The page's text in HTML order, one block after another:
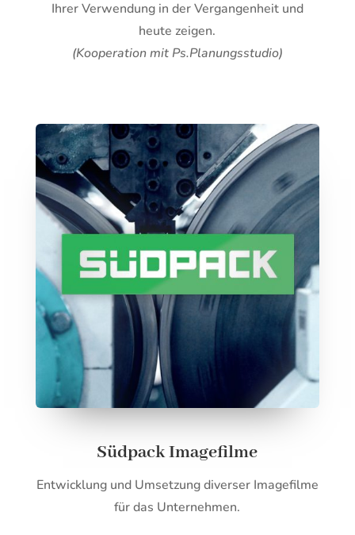
Ihrer Verwendung in der Vergangenheit und
heute zeigen.
(Kooperation mit Ps.Planungsstudio)
Südpack Imagefilme
Entwicklung und Umsetzung diverser Imagefilme
für das Unternehmen.